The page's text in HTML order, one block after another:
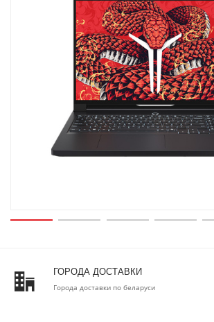
ГОРОДА ДОСТАВКИ
Города доставки по беларуси